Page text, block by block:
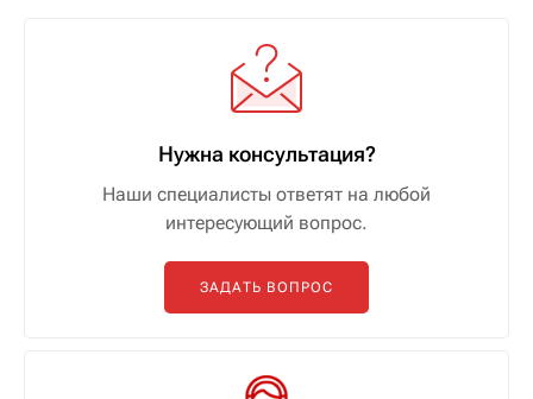
Нужна консультация?
Наши специалисты ответят на любой
интересующий вопрос.
ЗАДАТЬ ВОПРОС